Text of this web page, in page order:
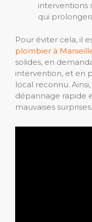
interventions
qui
Pour éviter cela, il
plombier à
solides, en
intervention, et en
local reconnu.
dépannage rapide
mauvaises surprises.